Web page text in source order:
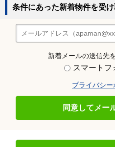
条件にあった新着物件を受
新着メールの送信先
スマートフ
プライバシー
同意してメー